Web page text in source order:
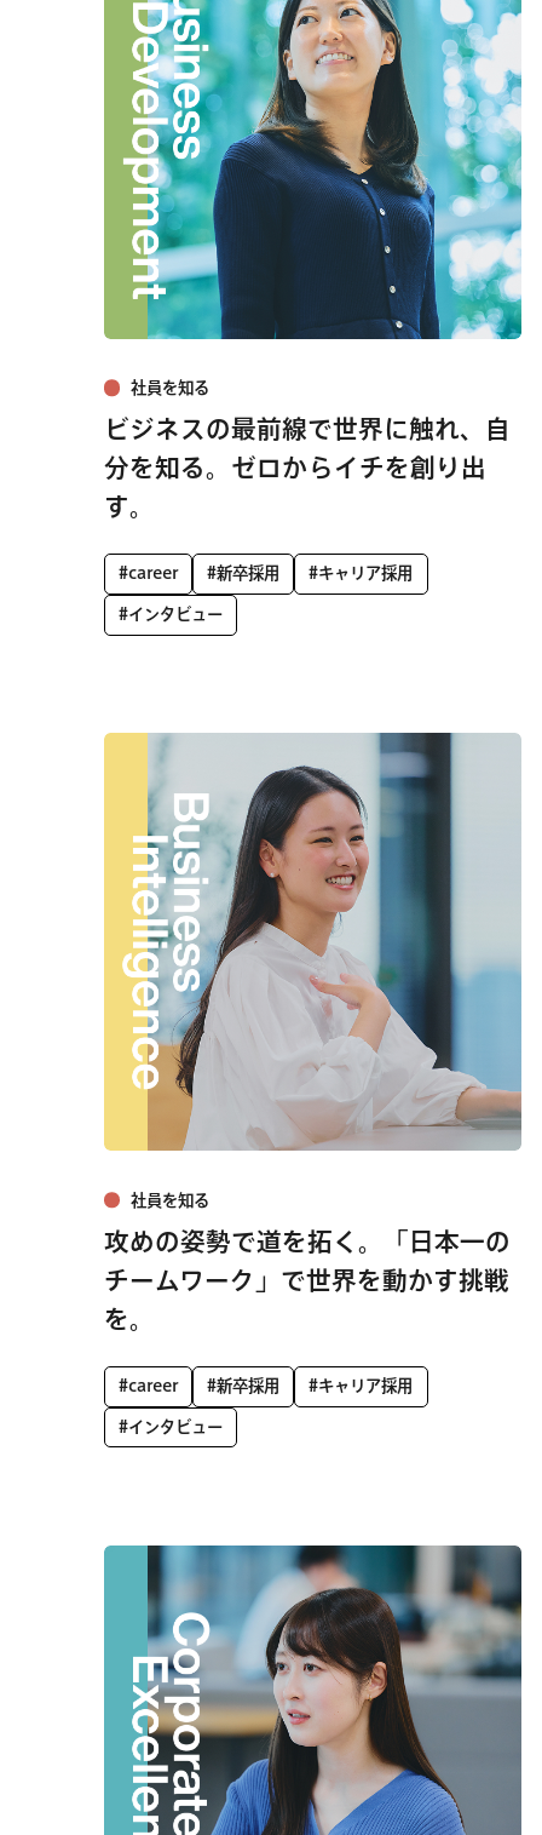
社員を知る
ビジネスの最前線で世界に触れ、自
分を知る。ゼロからイチを創り出
す。
#career #新卒採用 #キャリア採用
#インタビュー
社員を知る
攻めの姿勢で道を拓く。「日本一の
チームワーク」で世界を動かす挑戦
を。
#career #新卒採用 #キャリア採用
#インタビュー